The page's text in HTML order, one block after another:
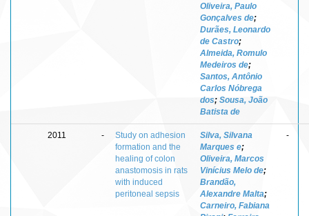
Oliveira, Paulo
Gonçalves de;
Durães, Leonardo
de Castro;
Almeida, Romulo
Medeiros de;
Santos, Antônio
Carlos Nóbrega
dos; Sousa, João
Batista de
2011 -
Study on adhesion
formation and the
healing of colon
anastomosis in rats
with induced
peritoneal sepsis
Silva, Silvana
Marques e;
Oliveira, Marcos
Vinícius Melo de;
Brandão,
Alexandre Malta;
Carneiro, Fabiana
-